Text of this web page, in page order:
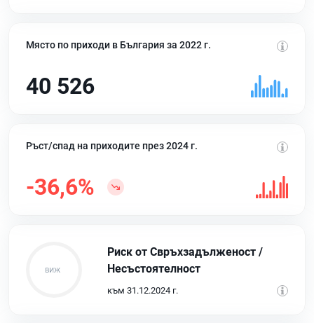
Място по приходи в България за 2022 г.
40 526
Ръст/спад на приходите през 2024 г.
-36,6%
Риск от Свръхзадълженост /
Несъстоятелност
към 31.12.2024 г.